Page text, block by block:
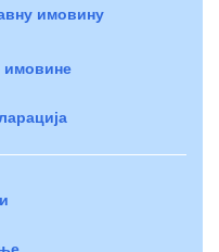
имовину
имовине